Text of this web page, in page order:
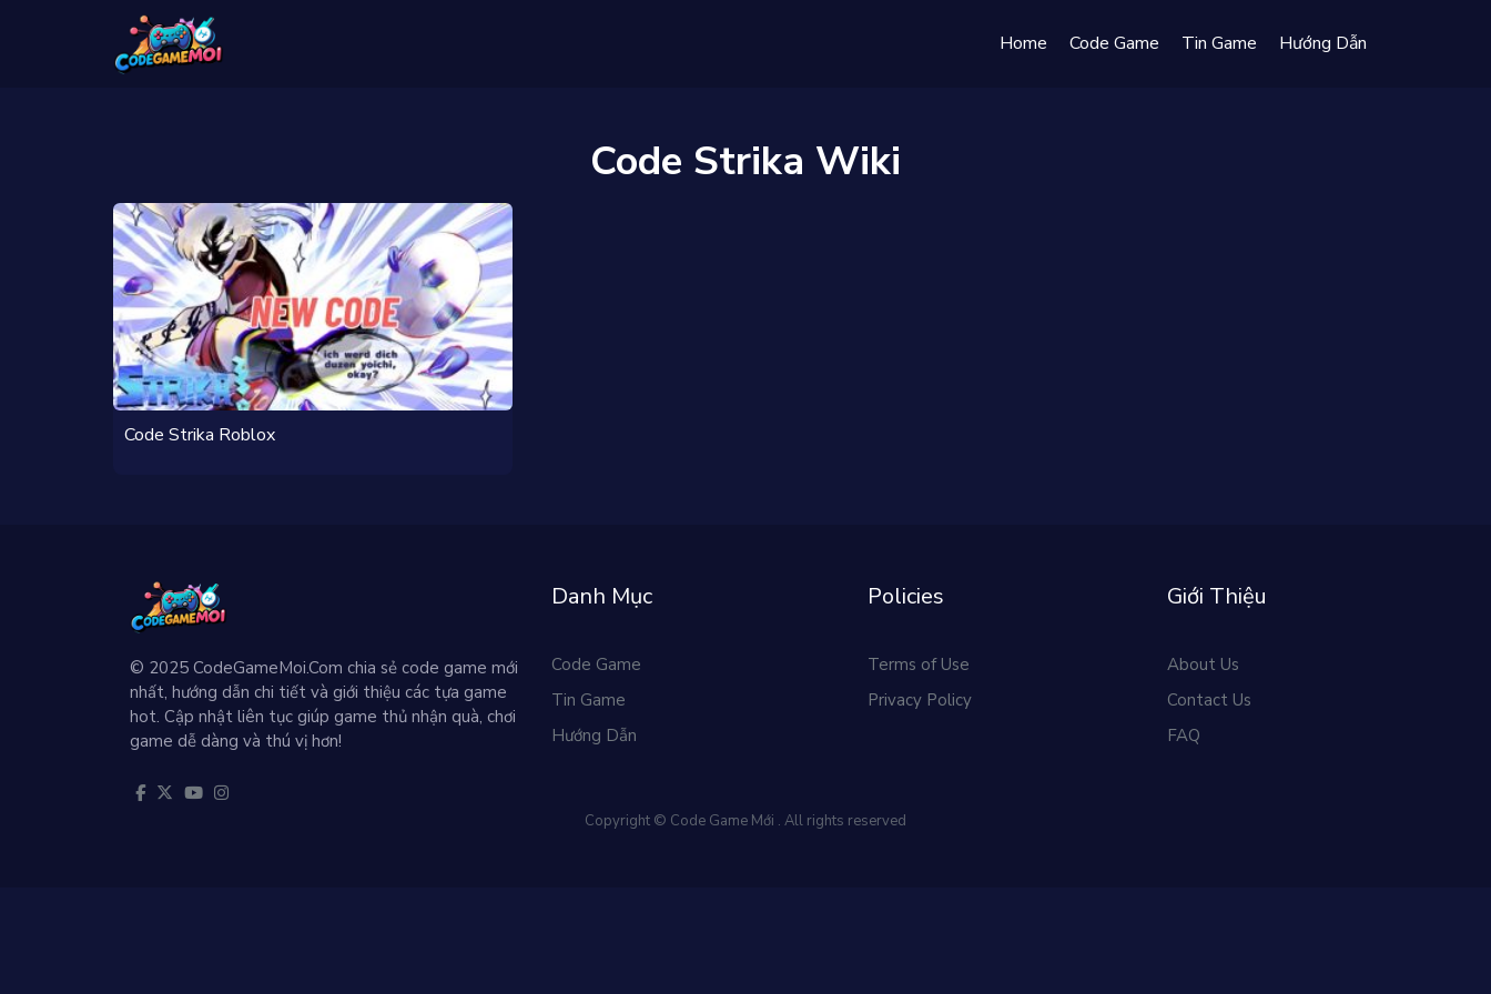
Home Code Game Tin Game Hướng Dẫn
Code Strika Wiki
Code Strika Roblox
© 2025 CodeGameMoi.Com chia sẻ code game mới
nhất, hướng dẫn chi tiết và giới thiệu các tựa game
hot. Cập nhật liên tục giúp game thủ nhận quà, chơi
game dễ dàng và thú vị hơn!
Danh Mục
Code Game
Tin Game
Hướng Dẫn
Policies
Terms of Use
Privacy Policy
Giới Thiệu
About Us
Contact Us
FAQ
Copyright © Code Game Mới . All rights reserved